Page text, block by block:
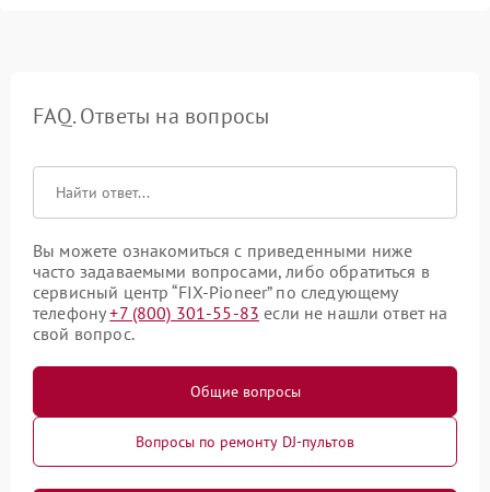
FAQ. Ответы на вопросы
Вы можете ознакомиться с приведенными ниже
часто задаваемыми вопросами, либо обратиться в
сервисный центр “FIX-Pioneer” по следующему
телефону+7 (800) 301-55-83 если не нашли ответ на
свой вопрос.
Общие вопросы
Вопросы по ремонту DJ-пультов